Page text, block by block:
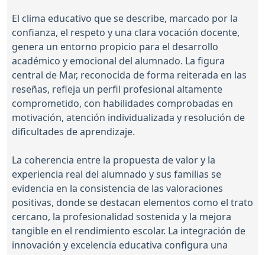
El clima educativo que se describe, marcado por la
confianza, el respeto y una clara vocación docente,
genera un entorno propicio para el desarrollo
académico y emocional del alumnado. La figura
central de Mar, reconocida de forma reiterada en las
reseñas, refleja un perfil profesional altamente
comprometido, con habilidades comprobadas en
motivación, atención individualizada y resolución de
dificultades de aprendizaje.
La coherencia entre la propuesta de valor y la
experiencia real del alumnado y sus familias se
evidencia en la consistencia de las valoraciones
positivas, donde se destacan elementos como el trato
cercano, la profesionalidad sostenida y la mejora
tangible en el rendimiento escolar. La integración de
innovación y excelencia educativa configura una